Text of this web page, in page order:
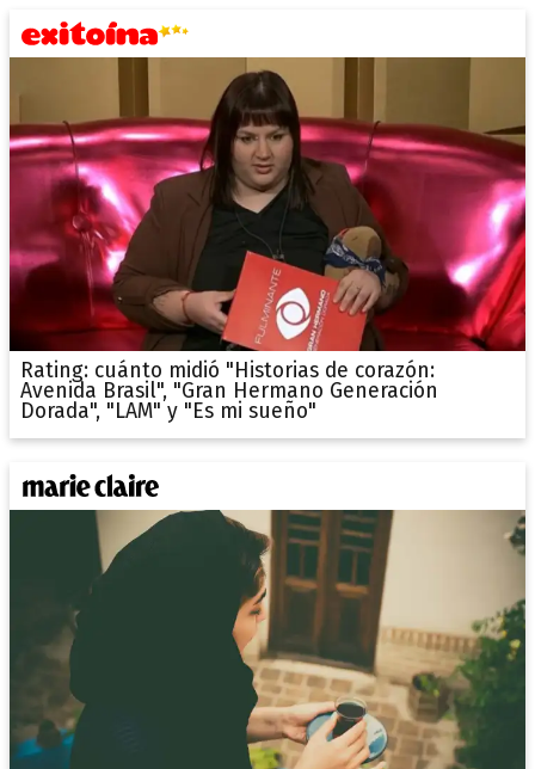
Rating: cuánto midió "Historias de corazón:
Avenida Brasil", "Gran Hermano Generación
Dorada", "LAM" y "Es mi sueño"